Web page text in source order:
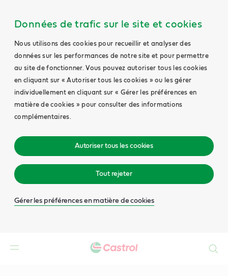
Données de trafic sur le site et cookies
Nous utilisons des cookies pour recueillir et analyser des
données sur les performances de notre site et pour permettre
au site de fonctionner. Vous pouvez autoriser tous les cookies
en cliquant sur « Autoriser tous les cookies » ou les gérer
individuellement en cliquant sur « Gérer les préférences en
matière de cookies » pour consulter des informations
complémentaires.
Autoriser tous les cookies
Tout rejeter
Gérer les préférences en matière de cookies